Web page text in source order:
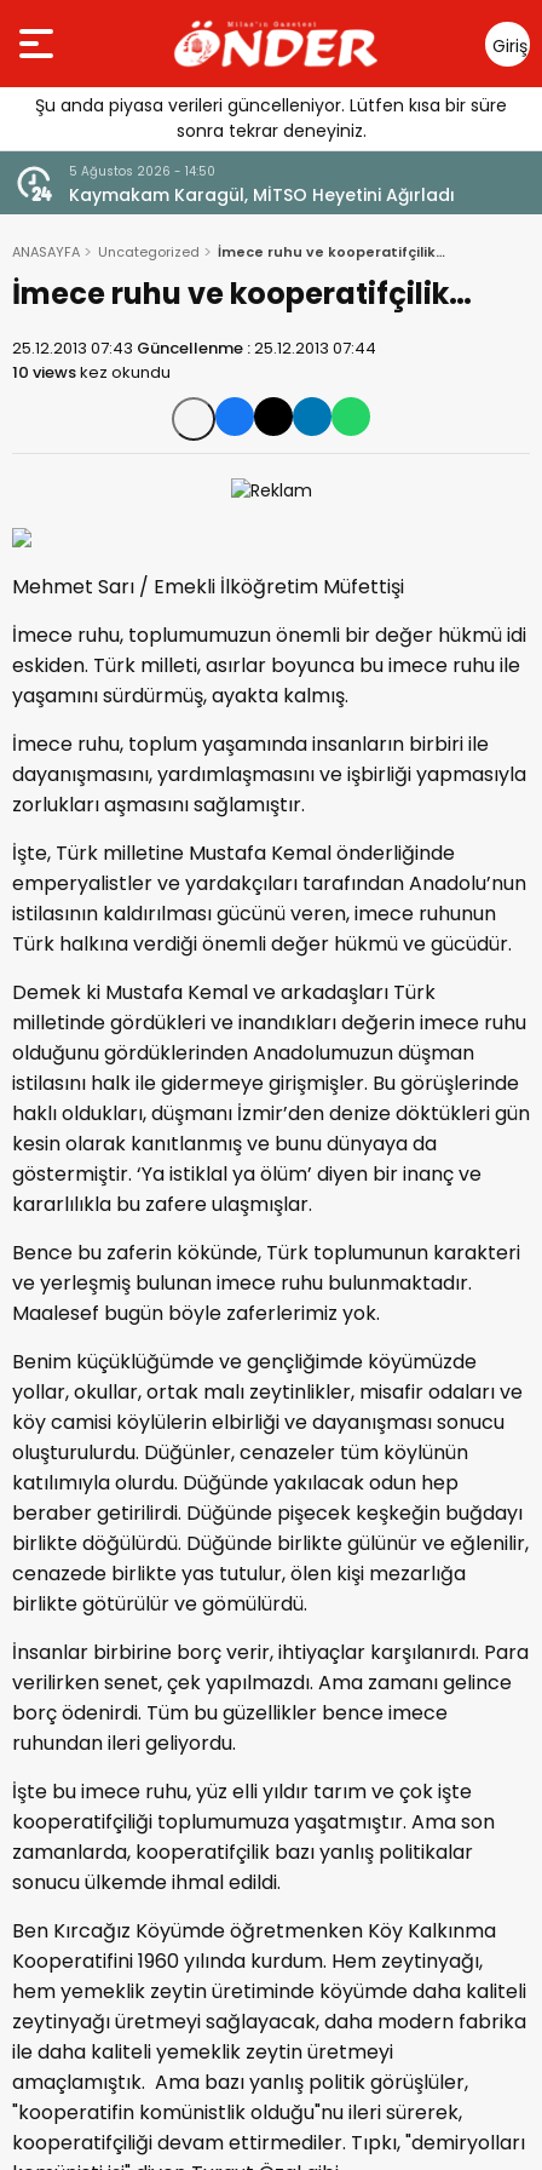
Giriş
Yap
Şu anda piyasa verileri güncelleniyor. Lütfen kısa bir süre
sonra tekrar deneyiniz.
5 Ağustos 2026 - 14:50
Kaymakam Karagül, MİTSO Heyetini Ağırladı
ANASAYFA Uncategorized İmece ruhu ve kooperatifçilik…
İmece ruhu ve kooperatifçilik…
25.12.2013 07:43 Güncellenme :25.12.2013 07:44
10 viewskez okundu
Mehmet Sarı / Emekli İlköğretim Müfettişi
İmece ruhu, toplumumuzun önemli bir değer hükmü idi
eskiden. Türk milleti, asırlar boyunca bu imece ruhu ile
yaşamını sürdürmüş, ayakta kalmış.
İmece ruhu, toplum yaşamında insanların birbiri ile
dayanışmasını, yardımlaşmasını ve işbirliği yapmasıyla
zorlukları aşmasını sağlamıştır.
İşte, Türk milletine Mustafa Kemal önderliğinde
emperyalistler ve yardakçıları tarafından Anadolu’nun
istilasının kaldırılması gücünü veren, imece ruhunun
Türk halkına verdiği önemli değer hükmü ve gücüdür.
Demek ki Mustafa Kemal ve arkadaşları Türk
milletinde gördükleri ve inandıkları değerin imece ruhu
olduğunu gördüklerinden Anadolumuzun düşman
istilasını halk ile gidermeye girişmişler. Bu görüşlerinde
haklı oldukları, düşmanı İzmir’den denize döktükleri gün
kesin olarak kanıtlanmış ve bunu dünyaya da
göstermiştir. ‘Ya istiklal ya ölüm’ diyen bir inanç ve
kararlılıkla bu zafere ulaşmışlar.
Bence bu zaferin kökünde, Türk toplumunun karakteri
ve yerleşmiş bulunan imece ruhu bulunmaktadır.
Maalesef bugün böyle zaferlerimiz yok.
Benim küçüklüğümde ve gençliğimde köyümüzde
yollar, okullar, ortak malı zeytinlikler, misafir odaları ve
köy camisi köylülerin elbirliği ve dayanışması sonucu
oluşturulurdu. Düğünler, cenazeler tüm köylünün
katılımıyla olurdu. Düğünde yakılacak odun hep
beraber getirilirdi. Düğünde pişecek keşkeğin buğdayı
birlikte döğülürdü. Düğünde birlikte gülünür ve eğlenilir,
cenazede birlikte yas tutulur, ölen kişi mezarlığa
birlikte götürülür ve gömülürdü.
İnsanlar birbirine borç verir, ihtiyaçlar karşılanırdı. Para
verilirken senet, çek yapılmazdı. Ama zamanı gelince
borç ödenirdi. Tüm bu güzellikler bence imece
ruhundan ileri geliyordu.
İşte bu imece ruhu, yüz elli yıldır tarım ve çok işte
kooperatifçiliği toplumumuza yaşatmıştır. Ama son
zamanlarda, kooperatifçilik bazı yanlış politikalar
sonucu ülkemde ihmal edildi.
Ben Kırcağız Köyümde öğretmenken Köy Kalkınma
Kooperatifini 1960 yılında kurdum. Hem zeytinyağı,
hem yemeklik zeytin üretiminde köyümde daha kaliteli
zeytinyağı üretmeyi sağlayacak, daha modern fabrika
ile daha kaliteli yemeklik zeytin üretmeyi
amaçlamıştık. Ama bazı yanlış politik görüşlüler,
"kooperatifin komünistlik olduğu"nu ileri sürerek,
kooperatifçiliği devam ettirmediler. Tıpkı, "demiryolları